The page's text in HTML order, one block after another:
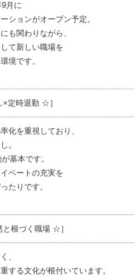
月に
ションがオープン予定。
も関わりながら、
て新しい職場を
境です。
×定時退勤 ☆］
化を重視しており、
。
基本です。
ベートの充実を
たりです。
と根づく職場 ☆］
、
する文化が根付いています。